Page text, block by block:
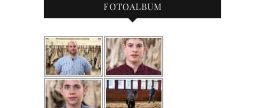
FOTOALBUM